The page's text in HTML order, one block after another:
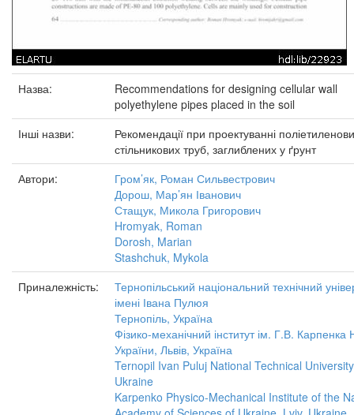
Назва:
Recommendations for designing cellular wall
polyethylene pipes placed in the soil
Інші назви:
Рекомендації при проектуванні
стільникових труб, заглиблених у ґрунт
Автори:
Гром’як, Роман Сильвестрович
Дорош, Мар’ян Іванович
Стащук, Микола Григорович
Hromyak, Roman
Dorosh, Marian
Stashchuk, Mykola
Приналежність:
Тернопільський національний технічний
імені Івана Пулюя
Тернопіль, Україна
Фізико-механічний інститут ім. Г.В.
України, Львів, Україна
Ternopil Ivan Puluj National Technical
Ukraine
Karpenko Physico-Mechanical Institute of the